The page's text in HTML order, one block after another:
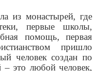
из монастырей, где
первые школы,
помощь, первая
пришло
человек создан по
это любой человек,